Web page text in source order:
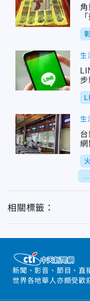
生
生
相關標籤：
新聞、影音、節目、直
世界各地華人亦頗受歡